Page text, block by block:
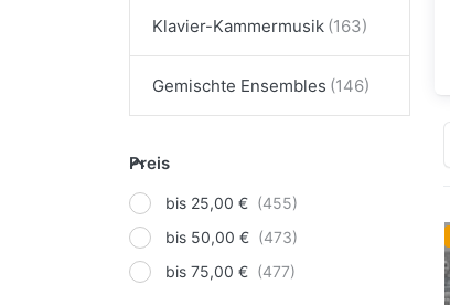
Klavier-Kammermusik
Gemischte Ensembles
Preis
bis 25,00 €
bis 50,00 €
bis 75,00 €